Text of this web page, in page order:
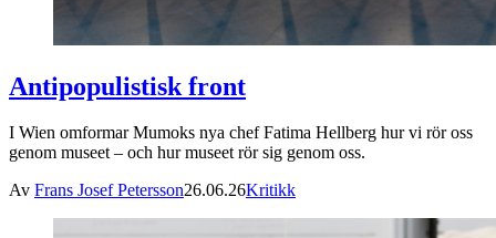
Antipopulistisk front
I Wien omformar Mumoks nya chef Fatima Hellberg hur vi rör oss
genom museet – och hur museet rör sig genom oss.
Av Frans Josef Petersson26.06.26Kritikk